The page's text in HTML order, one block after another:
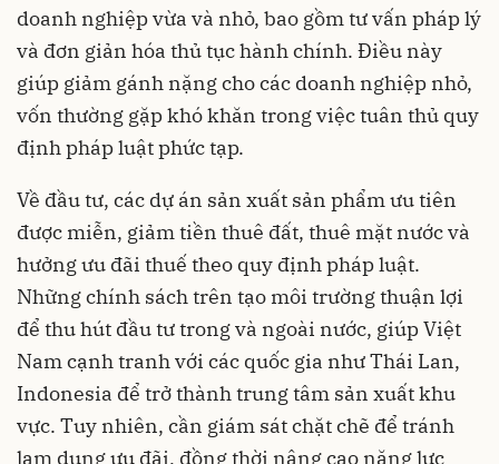
doanh nghiệp vừa và nhỏ, bao gồm tư vấn pháp lý
và đơn giản hóa thủ tục hành chính. Điều này
giúp giảm gánh nặng cho các doanh nghiệp nhỏ,
vốn thường gặp khó khăn trong việc tuân thủ quy
định pháp luật phức tạp.
Về đầu tư, các dự án sản xuất sản phẩm ưu tiên
được miễn, giảm tiền thuê đất, thuê mặt nước và
hưởng ưu đãi thuế theo quy định pháp luật.
Những chính sách trên tạo môi trường thuận lợi
để thu hút đầu tư trong và ngoài nước, giúp Việt
Nam cạnh tranh với các quốc gia như Thái Lan,
Indonesia để trở thành trung tâm sản xuất khu
vực. Tuy nhiên, cần giám sát chặt chẽ để tránh
lạm dụng ưu đãi, đồng thời nâng cao năng lực